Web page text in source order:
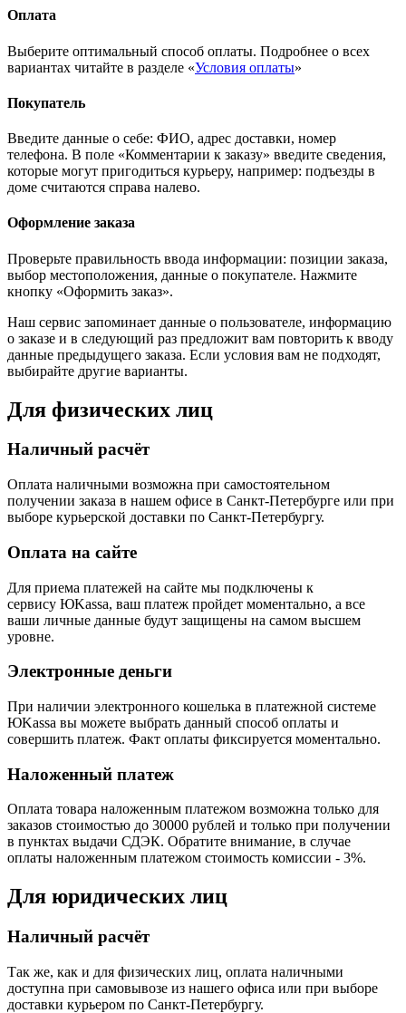
Оплата
Выберите оптимальный способ оплаты. Подробнее о всех
вариантах читайте в разделе «Условия оплаты»
Покупатель
Введите данные о себе: ФИО, адрес доставки, номер
телефона. В поле «Комментарии к заказу» введите сведения,
которые могут пригодиться курьеру, например: подъезды в
доме считаются справа налево.
Оформление заказа
Проверьте правильность ввода информации: позиции заказа,
выбор местоположения, данные о покупателе. Нажмите
кнопку «Оформить заказ».
Наш сервис запоминает данные о пользователе, информацию
о заказе и в следующий раз предложит вам повторить к вводу
данные предыдущего заказа. Если условия вам не подходят,
выбирайте другие варианты.
Для физических лиц
Наличный расчёт
Оплата наличными возможна при самостоятельном
получении заказа в нашем офисе в Санкт-Петербурге или при
выборе курьерской доставки по Санкт-Петербургу.
Оплата на сайте
Для приема платежей на сайте мы подключены к
сервису ЮKassa, ваш платеж пройдет моментально, а все
ваши личные данные будут защищены на самом высшем
уровне.
Электронные деньги
При наличии электронного кошелька в платежной системе
ЮKassa вы можете выбрать данный способ оплаты и
совершить платеж. Факт оплаты фиксируется моментально.
Наложенный платеж
Оплата товара наложенным платежом возможна только для
заказов стоимостью до 30000 рублей и только при получении
в пунктах выдачи СДЭК. Обратите внимание, в случае
оплаты наложенным платежом стоимость комиссии - 3%.
Для юридических лиц
Наличный расчёт
Так же, как и для физических лиц, оплата наличными
доступна при самовывозе из нашего офиса или при выборе
доставки курьером по Санкт-Петербургу.